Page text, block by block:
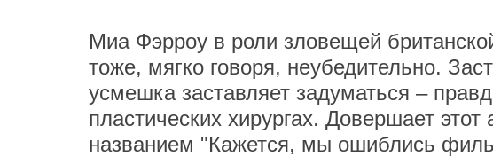
Миа Фэрроу в роли зловещей
тоже, мягко говоря, неубедительно.
усмешка заставляет задуматься –
пластических хирургах. Довершает
названием "Кажется, мы ошиблись